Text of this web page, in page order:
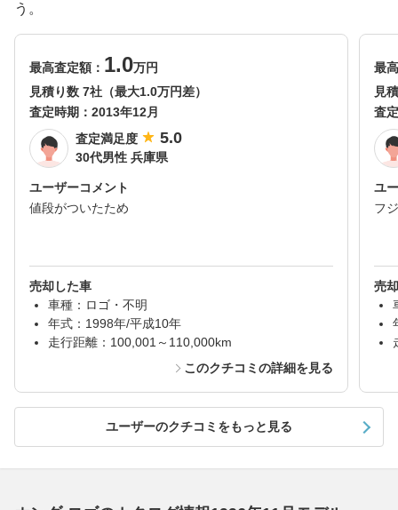
う。
最高査定額： 1.0万円
見積り数 7社（最大1.0万円差）
査定時期： 2013年12月
査定満足度
5.0
30代男性 兵庫県
ユーザーコメント
値段がついたため
売却した車
車種：ロゴ・不明
年式：1998年/平成10年
走行距離：100,001～110,000km
このクチコミの詳細を見る
最
見
査
ユ
フ
売
ユーザーのクチコミをもっと見る